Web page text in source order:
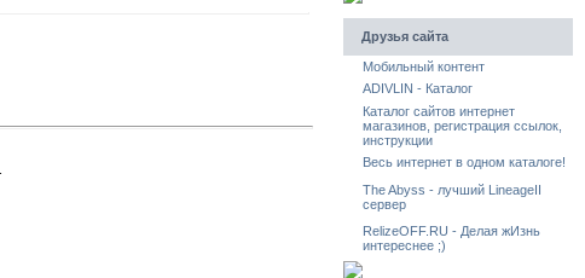
Друзья сайта
Мобильный контент
ADIVLIN - Каталог
Каталог сайтов интернет
магазинов, регистрация ссылок,
инструкции
Весь интернет в одном каталоге!
The Abyss - лучший LineageII
сервер
RelizeOFF.RU - Делая жИзнь
интереснее ;)